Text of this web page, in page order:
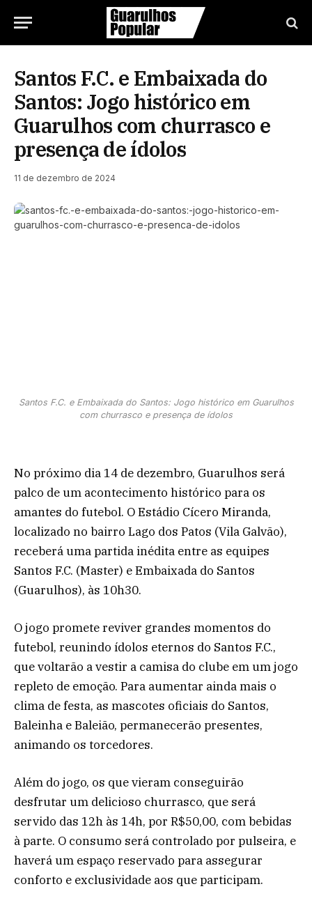
Santos F.C. e Embaixada do
Santos: Jogo histórico em
Guarulhos com churrasco e
presença de ídolos
11 de dezembro de 2024
Santos F.C. e Embaixada do Santos: Jogo histórico em Guarulhos
com churrasco e presença de ídolos
No próximo dia 14 de dezembro, Guarulhos será
palco de um acontecimento histórico para os
amantes do futebol. O Estádio Cícero Miranda,
localizado no bairro Lago dos Patos (Vila Galvão),
receberá uma partida inédita entre as equipes
Santos F.C. (Master) e Embaixada do Santos
(Guarulhos), às 10h30.
O jogo promete reviver grandes momentos do
futebol, reunindo ídolos eternos do Santos F.C.,
que voltarão a vestir a camisa do clube em um jogo
repleto de emoção. Para aumentar ainda mais o
clima de festa, as mascotes oficiais do Santos,
Baleinha e Baleião, permanecerão presentes,
animando os torcedores.
Além do jogo, os que vieram conseguirão
desfrutar um delicioso churrasco, que será
servido das 12h às 14h, por R$50,00, com bebidas
à parte. O consumo será controlado por pulseira, e
haverá um espaço reservado para assegurar
conforto e exclusividade aos que participam.